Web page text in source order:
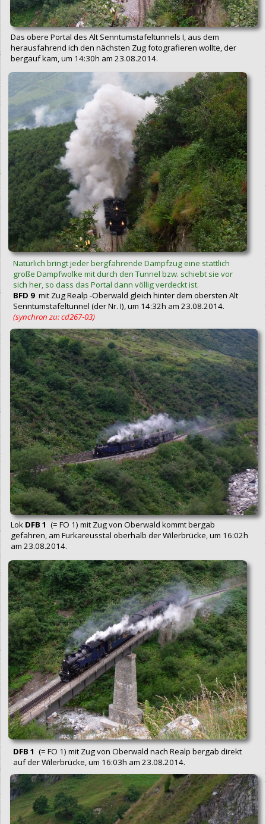
Das obere Portal des Alt Senntumstafeltunnels I, aus dem
herausfahrend ich den nächsten Zug fotografieren wollte, der
bergauf kam, um 14:30h am 23.08.2014.
Natürlich bringt jeder bergfahrende Dampfzug eine stattlich
große Dampfwolke mit durch den Tunnel bzw. schiebt sie vor
sich her, so dass das Portal dann völlig verdeckt ist.
BFD 9mit Zug Realp -Oberwald gleich hinter dem obersten Alt
Senntumstafeltunnel (der Nr. I), um 14:32h am 23.08.2014.
(synchron zu: cd267‑03)
Lok DFB 1 (= FO 1) mit Zug von Oberwald kommt bergab
gefahren, am Furkareusstal oberhalb der Wilerbrücke, um 16:02h
am 23.08.2014.
DFB 1 (= FO 1) mit Zug von Oberwald nach Realp bergab direkt
auf der Wilerbrücke, um 16:03h am 23.08.2014.